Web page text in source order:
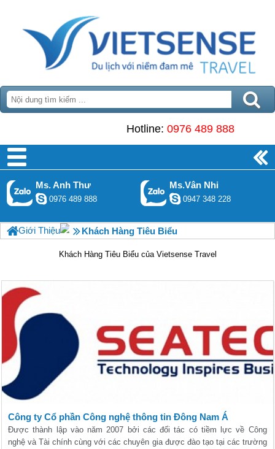
Hotline: 0976 489 888
Ms. Anh Thư
0976 489 888
Ms.Vân Nhi
0947 348 228
Giới Thiệu Khách Hàng Tiêu Biểu
Khách Hàng Tiêu Biểu của Vietsense Travel
Công ty Cổ phần Công nghệ thông tin Đông Nam Á
Được thành lập vào năm 2007 bởi các đối tác có tiềm lực về Công
nghệ và Tài chính cùng với các chuyên gia được đào tạo tại các trường